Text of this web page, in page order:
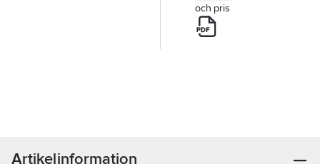
och pris
Artikelinformation